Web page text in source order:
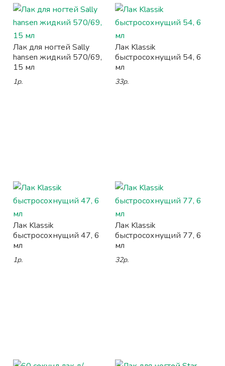
Лак для ногтей Sally
hansen жидкий 570/69,
15 мл
1р.
Лак Klassik
быстросохнущий 54, 6
мл
33р.
Лак Klassik
быстросохнущий 47, 6
мл
1р.
Лак Klassik
быстросохнущий 77, 6
мл
32р.